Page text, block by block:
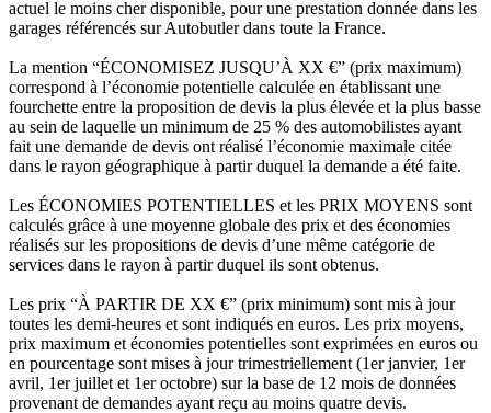
actuel le moins cher disponible, pour une prestation donnée dans les
garages référencés sur Autobutler dans toute la France.
La mention “ÉCONOMISEZ JUSQU’À XX €” (prix maximum)
correspond à l’économie potentielle calculée en établissant une
fourchette entre la proposition de devis la plus élevée et la plus basse
au sein de laquelle un minimum de 25 % des automobilistes ayant
fait une demande de devis ont réalisé l’économie maximale citée
dans le rayon géographique à partir duquel la demande a été faite.
Les ÉCONOMIES POTENTIELLES et les PRIX MOYENS sont
calculés grâce à une moyenne globale des prix et des économies
réalisés sur les propositions de devis d’une même catégorie de
services dans le rayon à partir duquel ils sont obtenus.
Les prix “À PARTIR DE XX €” (prix minimum) sont mis à jour
toutes les demi-heures et sont indiqués en euros. Les prix moyens,
prix maximum et économies potentielles sont exprimées en euros ou
en pourcentage sont mises à jour trimestriellement (1er janvier, 1er
avril, 1er juillet et 1er octobre) sur la base de 12 mois de données
provenant de demandes ayant reçu au moins quatre devis.